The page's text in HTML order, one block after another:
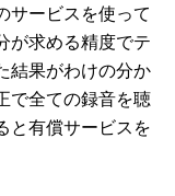
サービスを使って
が求める精度でテ
結果がわけの分か
で全ての録音を聴
と有償サービスを